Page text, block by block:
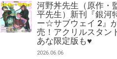
河野丼先生（原作・
平先生）新刊『銀河
ー☆サブウェイ 2』
売！アクリルスタン
あな限定版も♥
2026.06.06